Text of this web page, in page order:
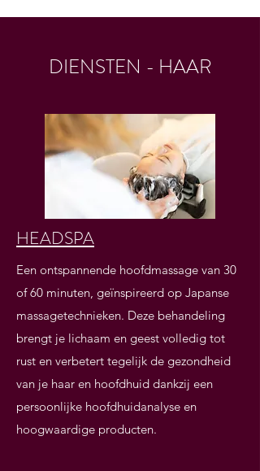
DIENSTEN - HAAR
HEADSPA
Een ontspannende hoofdmassage van 30
of 60 minuten, geïnspireerd op Japanse
massagetechnieken. Deze behandeling
brengt je lichaam en geest volledig tot
rust en verbetert tegelijk de gezondheid
van je haar en hoofdhuid dankzij een
persoonlijke hoofdhuidanalyse en
hoogwaardige producten.